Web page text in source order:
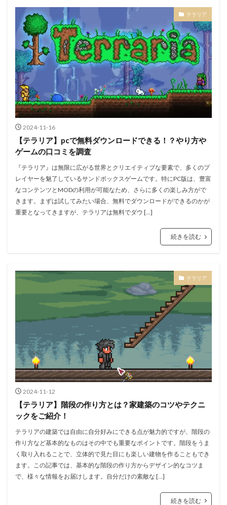
テラリア
2024-11-16
【テラリア】pcで無料ダウンロードできる！？やり方や
ゲームの口コミを調査
『テラリア』は無限に広がる世界とクリエイティブな要素で、多くのプ
レイヤーを魅了しているサンドボックスゲームです。特にPC版は、豊富
なコンテンツとMODの利用が可能なため、さらに多くの楽しみ方がで
きます。まずは試してみたい場合、無料でダウンロードができるのかが
重要となってきますが、テラリアは無料でダウ […]
続きを読む
テラリア
2024-11-12
【テラリア】階段の作り方とは？家建築のコツやテクニ
ックをご紹介！
テラリアの建築では自由に自分好みにできる点が魅力的ですが、階段の
作り方など基本的なものはその中でも重要なポイントです。階段をうま
く取り入れることで、立体的で見た目にも楽しい建物を作ることもでき
ます。この記事では、基本的な階段の作り方からデザイン的なコツま
で、様々な情報をお届けします。自分だけの素敵な […]
続きを読む